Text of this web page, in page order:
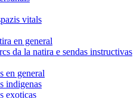
vitals
en general
da la natira e sendas instructivas
en general
indigenas
exoticas